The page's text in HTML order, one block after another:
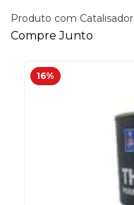
Produto com Catalisador
Compre Junto
16%